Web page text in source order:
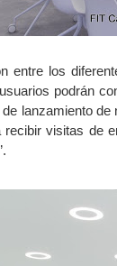
entre los
podrán
lanzamiento
visitas de